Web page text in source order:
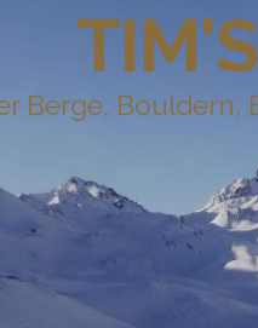
Berge, Bouldern,